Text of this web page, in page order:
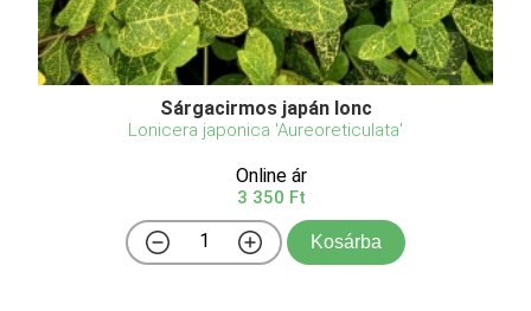
Sárgacirmos japán lonc
Lonicera japonica 'Aureoreticulata'
Online ár
3 350 Ft
Kosárba